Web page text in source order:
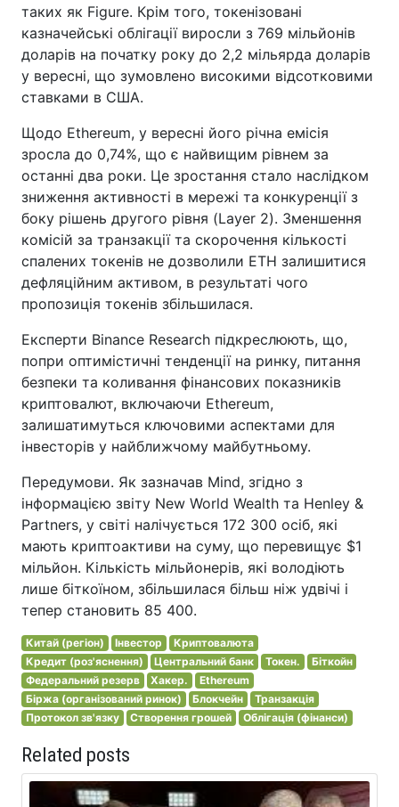
таких як Figure. Крім того, токенізовані
казначейські облігації виросли з 769 мільйонів
доларів на початку року до 2,2 мільярда доларів
у вересні, що зумовлено високими відсотковими
ставками в США.
Щодо Ethereum, у вересні його річна емісія
зросла до 0,74%, що є найвищим рівнем за
останні два роки. Це зростання стало наслідком
зниження активності в мережі та конкуренції з
боку рішень другого рівня (Layer 2). Зменшення
комісій за транзакції та скорочення кількості
спалених токенів не дозволили ETH залишитися
дефляційним активом, в результаті чого
пропозиція токенів збільшилася.
Експерти Binance Research підкреслюють, що,
попри оптимістичні тенденції на ринку, питання
безпеки та коливання фінансових показників
криптовалют, включаючи Ethereum,
залишатимуться ключовими аспектами для
інвесторів у найближчому майбутньому.
Передумови. Як зазначав Mind, згідно з
інформацією звіту New World Wealth та Henley &
Partners, у світі налічується 172 300 осіб, які
мають криптоактиви на суму, що перевищує $1
мільйон. Кількість мільйонерів, які володіють
лише біткоїном, збільшилася більш ніж удвічі і
тепер становить 85 400.
Китай (регіон) Інвестор
Криптовалюта
Кредит (роз'яснення)
Центральний банк Токен.
Біткойн
Федеральний резерв
Хакер.
Ethereum
Біржа (організований ринок)
Блокчейн
Транзакція
Протокол зв'язку
Створення грошей Облігація (фінанси)
Related posts